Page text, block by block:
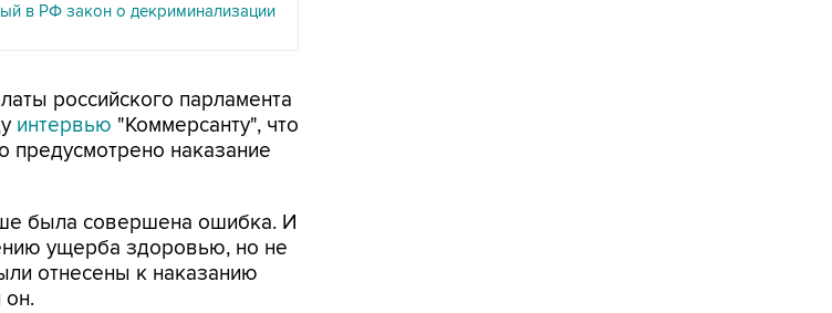
в РФ закон о декриминализации
российского парламента
интервью "Коммерсанту", что
предусмотрено наказание
была совершена ошибка. И
ущерба здоровью, но не
отнесены к наказанию
он.